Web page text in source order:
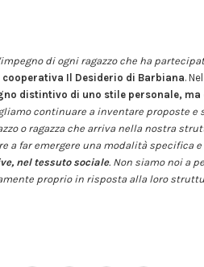
di ogni ragazzo che ha
Il Desiderio di Barbiana.
distintivo di uno stile personale,
continuare a inventare proposte e
o ragazza che arriva nella nostra
a far emergere una modalità specifica
nel tessuto sociale. Non siamo noi a
proprio in risposta alla loro